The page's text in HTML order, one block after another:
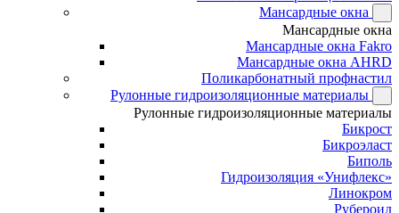
Мансардные окна
Мансардные окна
Мансардные окна Fakro
Мансардные окна AHRD
Поликарбонатный профнастил
Рулонные гидроизоляционные материалы
Рулонные гидроизоляционные материалы
Бикрост
Бикроэласт
Биполь
Гидроизоляция «Унифлекс»
Линокром
Рубероид